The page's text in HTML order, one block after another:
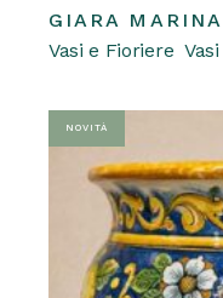
GIARA MARINA
Vasi e Fioriere
NOVITÀ